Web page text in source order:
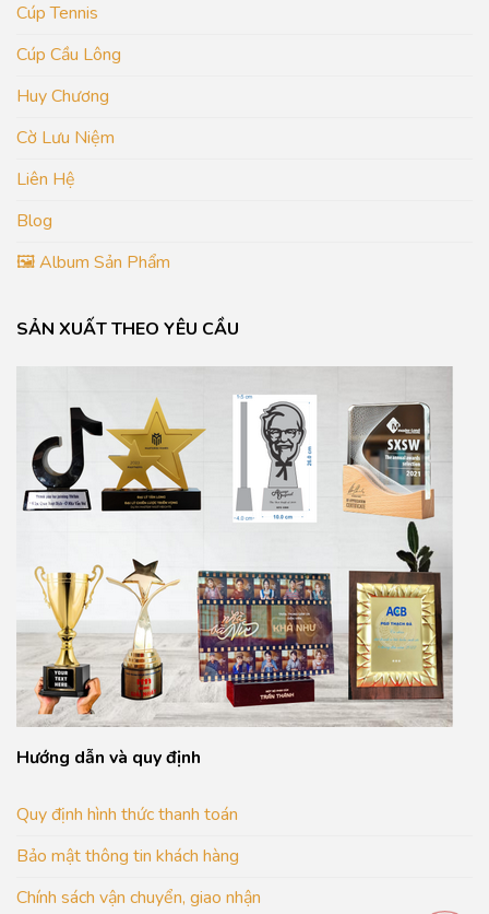
Cúp Tennis
Cúp Cầu Lông
Huy Chương
Cờ Lưu Niệm
Liên Hệ
Blog
🖼️ Album Sản Phẩm
SẢN XUẤT THEO YÊU CẦU
Hướng dẫn và quy định
Quy định hình thức thanh toán
Bảo mật thông tin khách hàng
Chính sách vận chuyển, giao nhận